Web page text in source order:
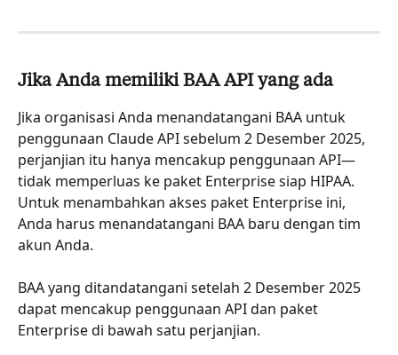
Jika Anda memiliki BAA API yang ada
Jika organisasi Anda menandatangani BAA untuk
penggunaan Claude API sebelum 2 Desember 2025,
perjanjian itu hanya mencakup penggunaan API—
tidak memperluas ke paket Enterprise siap HIPAA.
Untuk menambahkan akses paket Enterprise ini,
Anda harus menandatangani BAA baru dengan tim
akun Anda.
BAA yang ditandatangani setelah 2 Desember 2025
dapat mencakup penggunaan API dan paket
Enterprise di bawah satu perjanjian.